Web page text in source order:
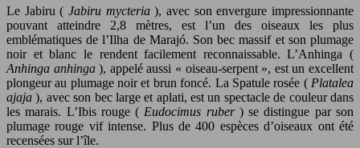
Le Jabiru ( Jabiru mycteria), avec son envergure impressionnante
pouvant atteindre 2,8 mètres, est l’un des oiseaux les plus
emblématiques de l’Ilha de Marajó. Son bec massif et son plumage
noir et blanc le rendent facilement reconnaissable. L’Anhinga (
Anhinga anhinga), appelé aussi « oiseau-serpent », est un excellent
plongeur au plumage noir et brun foncé. La Spatule rosée ( Platalea
ajaja), avec son bec large et aplati, est un spectacle de couleur dans
les marais. L’Ibis rouge ( Eudocimus ruber ) se distingue par son
plumage rouge vif intense. Plus de 400 espèces d’oiseaux ont été
recensées sur l’île.